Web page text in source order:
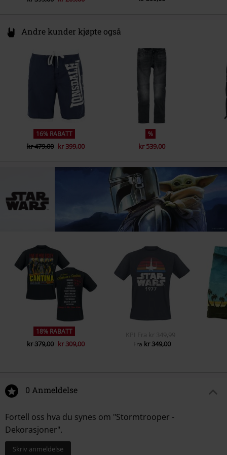
Andre kunder kjøpte også
16% RABATT
kr 479,00 kr 399,00
%
kr 539,00
18% RABATT
kr 379,00 kr 309,00
KPI Fra kr 349,99
Fra kr 349,00
0 Anmeldelse
Fortell oss hva du synes om "Stormtrooper -
Dekorasjoner".
Skriv anmeldelse